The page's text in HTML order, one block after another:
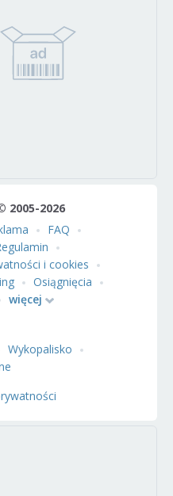
2005-2026
FAQ
i cookies
Osiągnięcia
więcej
Wykopalisko